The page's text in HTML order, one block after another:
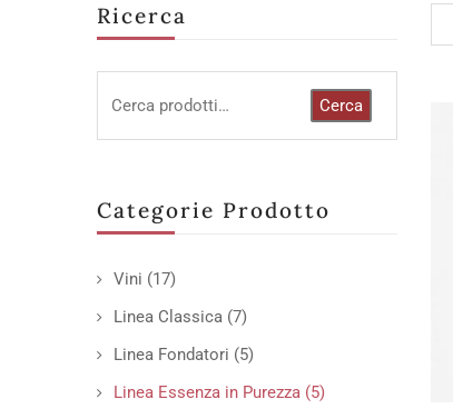
Ricerca
Cerca
Categorie Prodotto
Vini (17)
Linea Classica (7)
Linea Fondatori (5)
Linea Essenza in Purezza (5)